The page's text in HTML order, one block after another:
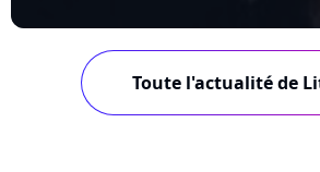
Toute l'actualité de